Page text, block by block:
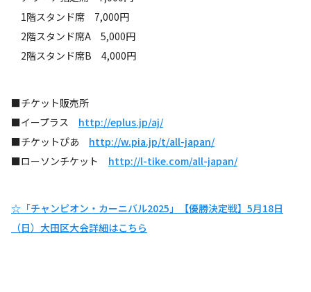
1階スタンド席 7,000円
2階スタンド席A 5,000円
2階スタンド席B 4,000円
■チケット販売所
■イープラス http://eplus.jp/aj/
■チケットぴあ http://w.pia.jp/t/all-japan/
■ローソンチケット http://l-tike.com/all-japan/
☆「チャンピオン・カーニバル2025」【優勝決定戦】5月18日
（日）大田区大会詳細はこちら